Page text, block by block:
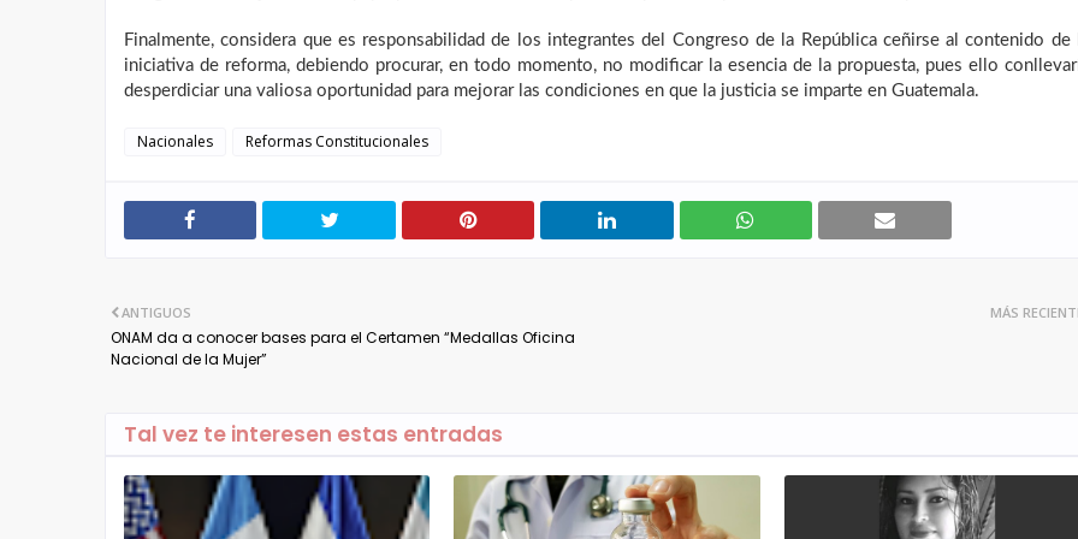
Finalmente, considera que es responsabilidad de los integrantes del Congreso de la República ceñirse al contenido de
iniciativa de reforma, debiendo procurar, en todo momento, no modificar la esencia de la propuesta, pues ello
desperdiciar una valiosa oportunidad para mejorar las condiciones en que la justicia se imparte en Guatemala.
Nacionales Reformas Constitucionales
MÁS
ANTIGUOS
ONAM da a conocer bases para el Certamen “Medallas Oficina
Nacional de la Mujer”
Tal vez te interesen estas entradas